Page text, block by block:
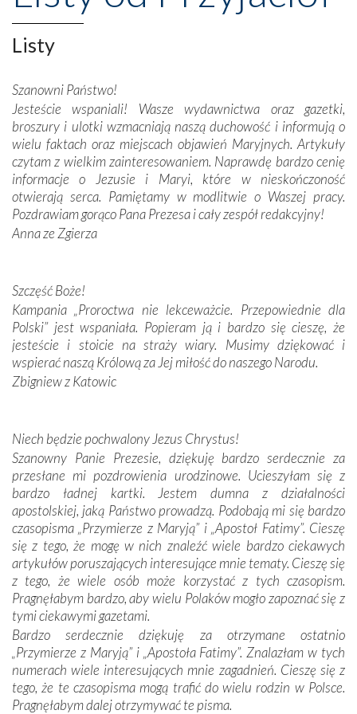
niepodległość kraju. Zachwyt budziła potężna, a zarazem
misterna architektura tych monumentalnych dzieł,
wspaniałe zdobienia, dbałość ich twórców o detale,
budowniczych.
Podążyliśmy też śladami fatimskich wizjonerów – Łucji
dos Santos oraz świętych Hiacynty i Franciszka Marto.
Modliliśmy się przy ich grobach. Odprawiliśmy Drogę
Krzyżową w ich rodzinnych stronach, odwiedziliśmy
domy, w których żyli.
W miejscu objawień Matki Bożej zapaliliśmy świece
Podczas tej kilkudniowej wyprawy na każdym kroku
spotykaliśmy się z serdeczną otwartością
Portugalczyków. Podziwialiśmy ich ludową sztukę i
zwyczaje. Mimo że nasze kraje są od siebie bardzo
oddalone, w żaden sposób nie czuliśmy się obco.
Sprawiła to oczywiście sama Matka Boża, ale też
kulturowa bliskość biorąca swój początek w naszej
mieliśmy okazję przekonać się, że Maryja swoją opieką
otacza nie tylko nasz naród, lecz wszystkie nacje, które
się Jej ufnie oddają, a także każdą osobę, która zawierza
Jej siebie oraz swych bliskich.
Dzieje Portugalii to również historia wierności Bogu i
odstępstw, także w życiu władców. Trudne momenty w
wymiarze tak osobistym, jak i zbiorowym, przypominają o
konieczności ciągłego zabiegania o własną duszę i o łaskę
Opatrzności. Wierność przynosi pomyślność –
przynajmniej w życiu duchowym. Odstępstwo owocuje
nieszczęściem i śmiercią. Te uniwersalne prawdy
przychodziły na myśl, gdy słuchaliśmy opowieści
przewodników o portugalskich monarchach i wodzach,
zwycięskich bitwach i nieszczęśliwych losach grzesznych
kochanków.
Listy
Szanowni Państwo!
Jesteście wspaniali! Wasze wydawnictwa oraz gazetki,
broszury i ulotki wzmacniają naszą duchowość i informują o
wielu faktach oraz miejscach objawień Maryjnych. Artykuły
czytam z wielkim zainteresowaniem. Naprawdę bardzo cenię
informacje o Jezusie i Maryi, które w nieskończoność
otwierają serca. Pamiętamy w modlitwie o Waszej pracy.
Pozdrawiam gorąco Pana Prezesa i cały zespół redakcyjny!
Anna ze Zgierza
Szczęść Boże!
Kampania „Proroctwa nie lekceważcie. Przepowiednie dla
Polski” jest wspaniała. Popieram ją i bardzo się cieszę, że
jesteście i stoicie na straży wiary. Musimy dziękować i
wspierać naszą Królową za Jej miłość do naszego Narodu.
Zbigniew z Katowic
Niech będzie pochwalony Jezus Chrystus!
Szanowny Panie Prezesie, dziękuję bardzo serdecznie za
przesłane mi pozdrowienia urodzinowe. Ucieszyłam się z
bardzo ładnej kartki. Jestem dumna z działalności
apostolskiej, jaką Państwo prowadzą. Podobają mi się bardzo
czasopisma „Przymierze z Maryją” i „Apostoł Fatimy”. Cieszę
się z tego, że mogę w nich znaleźć wiele bardzo ciekawych
artykułów poruszających interesujące mnie tematy. Cieszę się
z tego, że wiele osób może korzystać z tych czasopism.
Pragnęłabym bardzo, aby wielu Polaków mogło zapoznać się z
tymi ciekawymi gazetami.
Bardzo serdecznie dziękuję za otrzymane ostatnio
„Przymierze z Maryją” i „Apostoła Fatimy”. Znalazłam w tych
numerach wiele interesujących mnie zagadnień. Cieszę się z
tego, że te czasopisma mogą trafić do wielu rodzin w Polsce.
Pragnęłabym dalej otrzymywać te pisma.